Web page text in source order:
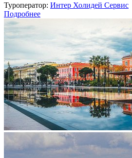
Туроператор: Интер Холидей Сервис
Подробнее